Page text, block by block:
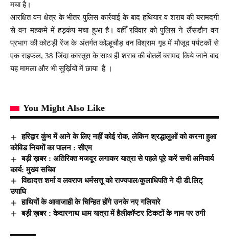
मचा है।
आरक्षित वन क्षेत्र के भीतर पुलिस कार्रवाई के बाद हथियार व शराब की बरामदगी
से वन महकमे में हड़कंप मचा हुआ है। वहीँ रविवार को पुलिस ने लैंसडौन वन
प्रभाग की कोटड़ी रेंज के अंतर्गत कोल्हूचौड़ वन विश्राम गृह में मौजूद पर्यटकों से
एक राइफल, 38 जिंदा कारतूस के साथ ही शराब की बोतलें बरामद किये जाने बाद
यह मामला और भी सुर्ख़ियों में छाया है ।
You Might Also Like
हरिद्वार कुंभ में आने के लिए नहीं कोई रोक, लेकिन श्रद्धालुओं को करना हुआ
कोविड नियमों का पालन : सीएम
बड़ी ख़बर : अतिरिक्त मजदूर लगाकर यात्रा से पहले पूरे करें सभी अनिवार्य
कार्य: मुख्य सचिव
विद्यादत्त शर्मा व लवराज धर्मसत्तू को राज्यपाल/कुलाधिपति ने दी डी.लिट्
उपाधि
हाथियों के आवाजाही के चिन्हित होंगे उनके नए गलियारे
बड़ी ख़बर : केदारनाथ धाम यात्रा में हैलीकॉप्टर टिकटों के नाम पर ठगी